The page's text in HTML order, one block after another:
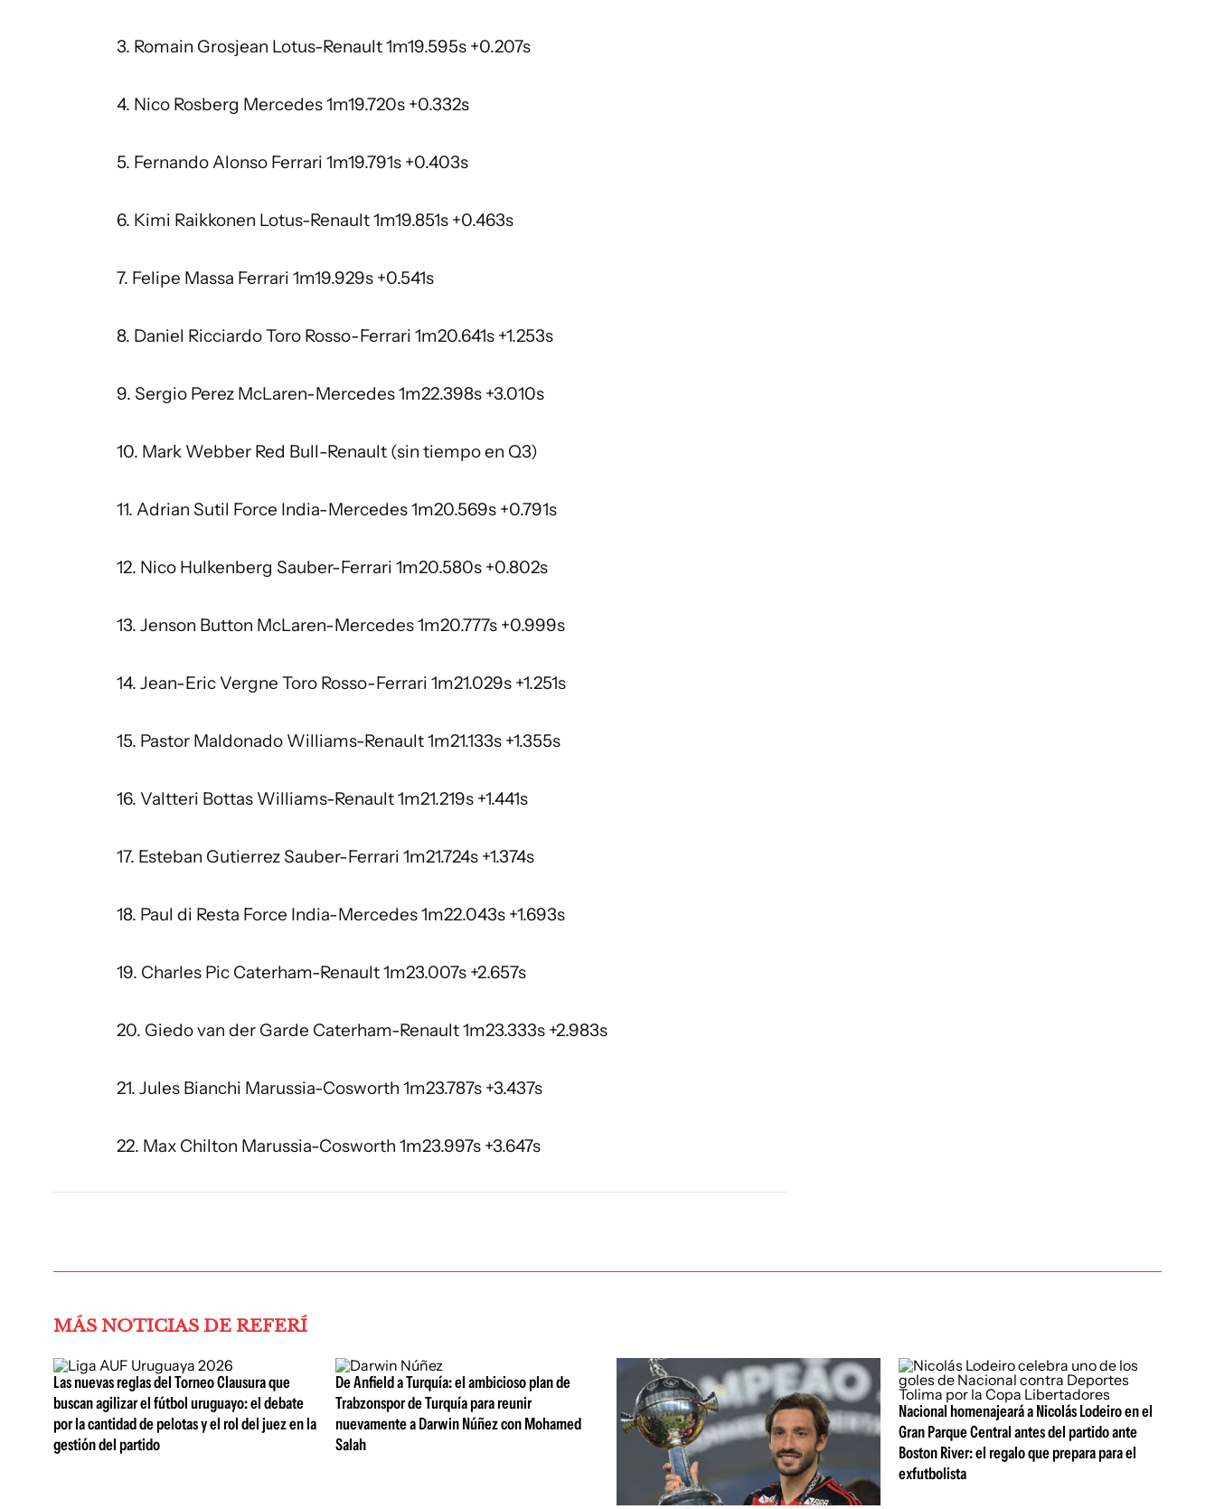
3. Romain Grosjean Lotus-Renault 1m19.595s +0.207s
4. Nico Rosberg Mercedes 1m19.720s +0.332s
5. Fernando Alonso Ferrari 1m19.791s +0.403s
6. Kimi Raikkonen Lotus-Renault 1m19.851s +0.463s
7. Felipe Massa Ferrari 1m19.929s +0.541s
8. Daniel Ricciardo Toro Rosso-Ferrari 1m20.641s +1.253s
9. Sergio Perez McLaren-Mercedes 1m22.398s +3.010s
10. Mark Webber Red Bull-Renault (sin tiempo en Q3)
11. Adrian Sutil Force India-Mercedes 1m20.569s +0.791s
12. Nico Hulkenberg Sauber-Ferrari 1m20.580s +0.802s
13. Jenson Button McLaren-Mercedes 1m20.777s +0.999s
14. Jean-Eric Vergne Toro Rosso-Ferrari 1m21.029s +1.251s
15. Pastor Maldonado Williams-Renault 1m21.133s +1.355s
16. Valtteri Bottas Williams-Renault 1m21.219s +1.441s
17. Esteban Gutierrez Sauber-Ferrari 1m21.724s +1.374s
18. Paul di Resta Force India-Mercedes 1m22.043s +1.693s
19. Charles Pic Caterham-Renault 1m23.007s +2.657s
20. Giedo van der Garde Caterham-Renault 1m23.333s +2.983s
21. Jules Bianchi Marussia-Cosworth 1m23.787s +3.437s
22. Max Chilton Marussia-Cosworth 1m23.997s +3.647s
MÁS NOTICIAS DE REFERÍ
Las nuevas reglas del Torneo Clausura que
buscan agilizar el fútbol uruguayo: el debate
por la cantidad de pelotas y el rol del juez en la
gestión del partido
De Anfield a Turquía: el ambicioso plan de
Trabzonspor de Turquía para reunir
nuevamente a Darwin Núñez con Mohamed
Salah
Nacional homenajeará a Nicolás Lodeiro en el
Gran Parque Central antes del partido ante
Boston River: el regalo que prepara para el
exfutbolista